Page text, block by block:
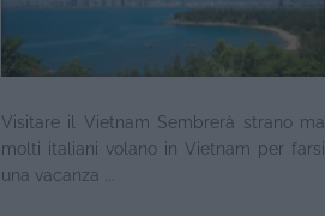
Visitare il Vietnam Sembrerà strano ma
molti italiani volano in Vietnam per farsi
una vacanza ...